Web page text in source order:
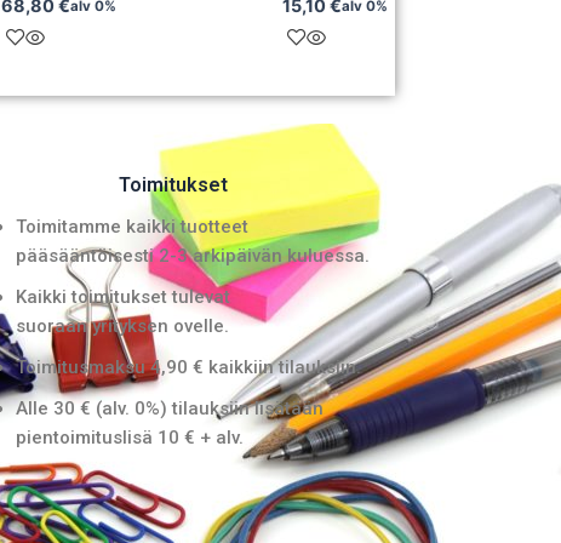
68,80€alv 0% 15,10€alv 0%
Toimitukset
Toimitamme kaikki tuotteet
pääsääntöisesti 2-3 arkipäivän kuluessa.
Kaikki toimitukset tulevat
suoraan yrityksen ovelle.
Toimitusmaksu 4,90 € kaikkiin tilauksiin.
Alle 30 € (alv. 0%) tilauksiin lisätään
pientoimituslisä 10 € + alv.